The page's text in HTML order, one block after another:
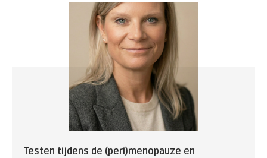
Denk aan een trage schildklier, een hoog cortisol
door chronische stress, een verstoorde darmflora
(dysbiose), of tekorten aan bijvoorbeeld ijzer,
vitamine B12 of vitamine D.
Testen tijdens de (peri)menopauze en